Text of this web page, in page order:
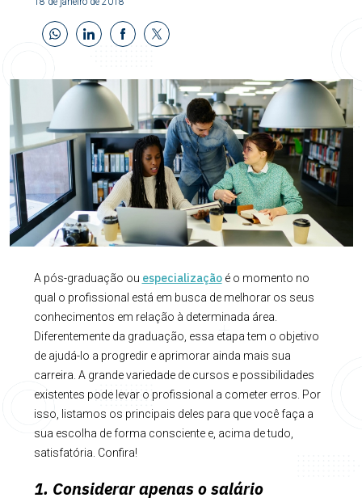
A pós-graduação ou especializaçãoé o momento no
qual o profissional está em busca de melhorar os seus
conhecimentos em relação à determinada área.
Diferentemente da graduação, essa etapa tem o objetivo
de ajudá-lo a progredir e aprimorar ainda mais sua
carreira. A grande variedade de cursos e possibilidades
existentes pode levar o profissional a cometer erros. Por
isso, listamos os principais deles para que você faça a
sua escolha de forma consciente e, acima de tudo,
satisfatória. Confira!
1. Considerar apenas o salário